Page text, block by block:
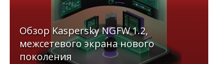
Обзор Kaspersky NGFW 1.2,
межсетевого экрана нового
поколения